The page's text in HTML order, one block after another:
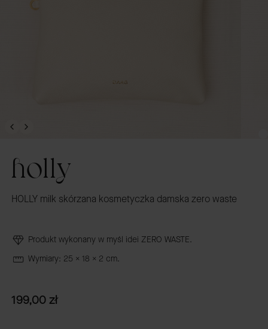
holly
HOLLY milk skórzana kosmetyczka damska zero waste
Produkt wykonany w myśl idei ZERO WASTE.
Wymiary: 25 x 18 x 2 cm.
Cena
199,00 zł